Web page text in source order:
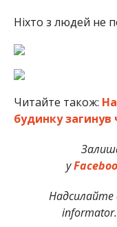
Ніхто з людей не
Читайте також:
будинку загинув
у
Надсилайте